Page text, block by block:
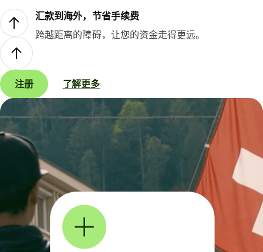
汇款到海外，节省手续费
跨越距离的障碍，让您的资金走得更远。
注册 了解更多